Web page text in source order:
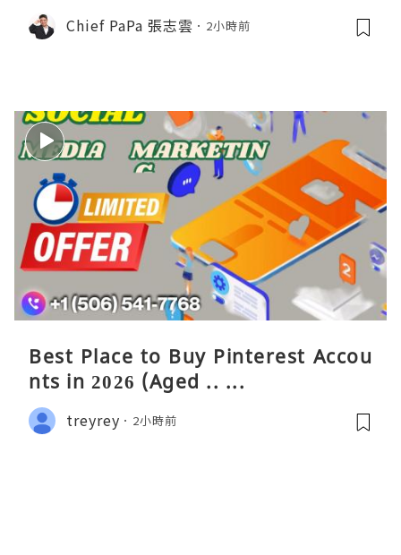
Chief PaPa 張志雲 2小時前
Best Place to Buy Pinterest Accou
nts in 2026 (Aged .. ...
treyrey 2小時前